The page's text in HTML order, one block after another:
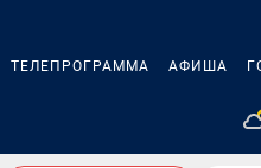
ТЕЛЕПРОГРАММА АФИША